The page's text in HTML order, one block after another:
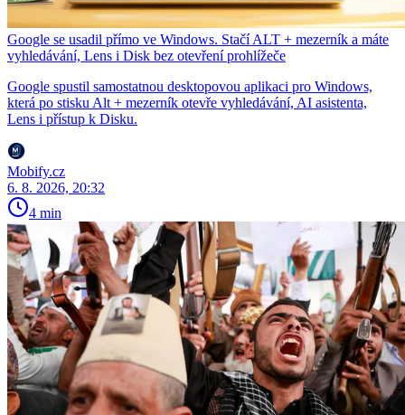
Google se usadil přímo ve Windows. Stačí ALT + mezerník a máte
vyhledávání, Lens i Disk bez otevření prohlížeče
Google spustil samostatnou desktopovou aplikaci pro Windows,
která po stisku Alt + mezerník otevře vyhledávání, AI asistenta,
Lens i přístup k Disku.
Mobify.cz
6. 8. 2026, 20:32
4 min